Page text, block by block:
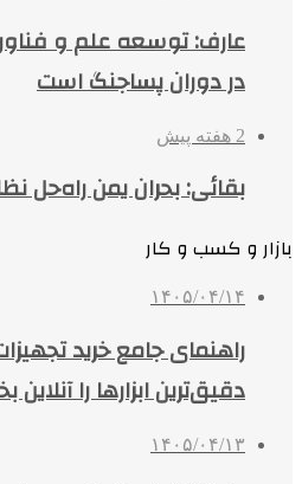
عارف: توسعه علم و
در دوران پساجنگ است
2 هفته پیش
بقائی: بحران یمن راه‌حل
بازار و کسب و کار
۱۴۰۵/۰۴/۱۴
راهنمای جامع خرید
دقیق‌ترین ابزارها را آنلاین
۱۴۰۵/۰۴/۱۳